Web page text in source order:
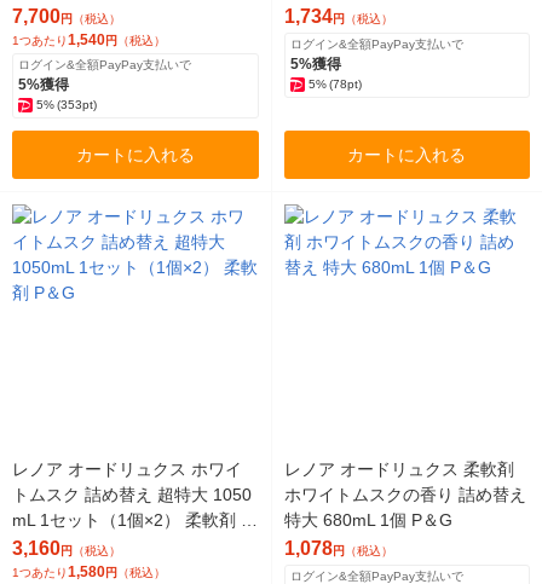
＆G
7,700円 （税込）
1つあたり1,540円 （税込）
ログイン&全額PayPay支払いで
5%獲得
5%(353pt)
カートに入れる
1,734円 （税込）
ログイン&全額PayPay支払いで
5%獲得
5% (78pt)
カートに入れる
レノア オードリュクス ホワイ
トムスク 詰め替え 超特大 1050
mL 1セット（1個×2） 柔軟剤 P
＆G
3,160円 （税込）
1つあたり1,580円 （税込）
レノア オードリュクス 柔軟剤
ホワイトムスクの香り 詰め替え
特大 680mL 1個 P＆G
1,078円 （税込）
ログイン&全額PayPay支払いで